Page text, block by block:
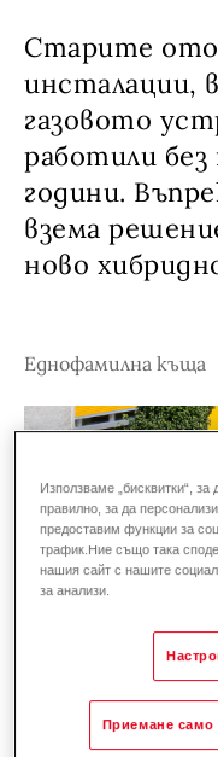
Старите
инсталации,
газовото
работили без
години.
взема
ново
Еднофамилнa къща
Андреа
стана
Граубюнден и
Използваме „бисквитки“,
правилно, за да
предоставим функции за
трафик.Ние също така
нашия сайт с нашите
за анализи.
Приемане само